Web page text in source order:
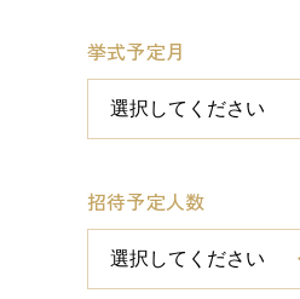
挙式予定月
招待予定人数